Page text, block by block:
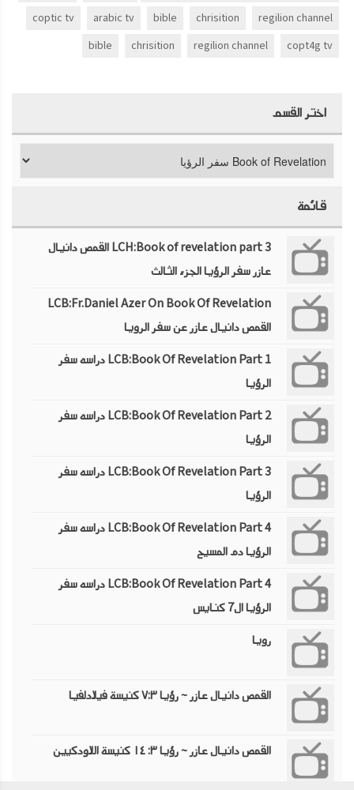
regilion channel
chrisition
bible
arabic tv
coptic tv
copt4g tv
regilion channel
chrisition
bible
اختر القسم
قائمة
LCH:Book of revelation part 3 القمص دانيال
عازر سفر الرؤيا الجزء الثالث
LCB:Fr.Daniel Azer On Book Of Revelation
القمص دانيال عازر عن سفر الرويا
LCB:Book Of Revelation Part 1 دراسه سفر
الرؤيا
LCB:Book Of Revelation Part 2 دراسه سفر
الرؤيا
LCB:Book Of Revelation Part 3 دراسه سفر
الرؤيا
LCB:Book Of Revelation Part 4 دراسه سفر
الرؤيا دم المسيح
LCB:Book Of Revelation Part 4 دراسه سفر
الرؤيا ال7 كنايس
رويا
القمص دانيال عازر ~ رؤيا ٧:٣ كنيسة فيلادلفيا
القمص دانيال عازر ~ رؤيا ٣: ١٤ كنيسة اللاودكيين